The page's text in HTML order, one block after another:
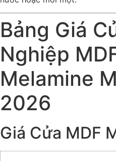
Bảng Giá
Nghiệp
Melamine
2026
Giá Cửa MDF